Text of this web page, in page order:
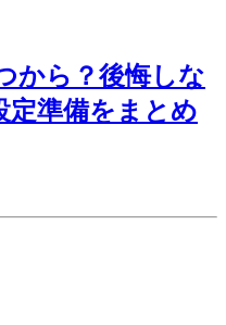
から？後悔しな
定準備をまとめ